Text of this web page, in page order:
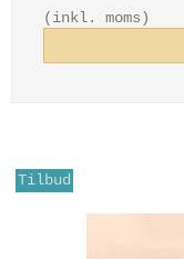
(inkl. moms)
Tilbud